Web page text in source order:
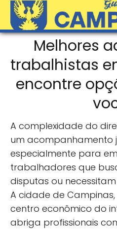
Melhores
trabalhistas
encontre
A complexidade do
um acompanhamento
especialmente para
trabalhadores que
disputas ou
A cidade de
centro econômico do
abriga profissionais